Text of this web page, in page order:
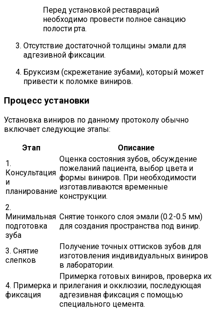
Перед установкой реставраций
необходимо провести полное санацию
полости рта.
Отсутствие достаточной толщины эмали для
адгезивной фиксации.
Бруксизм (скрежетание зубами), который может
привести к поломке виниров.
Процесс установки
Установка виниров по данному протоколу обычно
включает следующие этапы:
Этап
Описание
1.
Консультация
и
планирование
Оценка состояния зубов, обсуждение
пожеланий пациента, выбор цвета и
формы виниров. При необходимости
изготавливаются временные
конструкции.
2.
Минимальная
подготовка
зуба
Снятие тонкого слоя эмали (0.2-0.5 мм)
для создания пространства под винир.
3. Снятие
слепков
Получение точных оттисков зубов для
изготовления индивидуальных виниров
в лаборатории.
4. Примерка и
фиксация
Примерка готовых виниров, проверка их
прилегания и окклюзии, последующая
адгезивная фиксация с помощью
специального цемента.